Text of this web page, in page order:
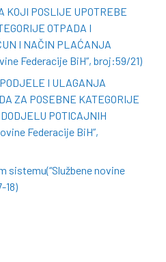
KOJI POSLIJE UPOTREBE
OTPADA I
I NAČIN PLAĆANJA
Federacije BiH”, broj:59/21)
I ULAGANJA
ZA POSEBNE KATEGORIJE
POTICAJNIH
Federacije BiH”,
sistemu(“Službene novine
18)